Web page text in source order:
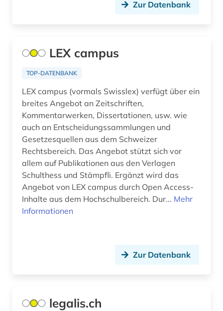
kulturdenkmal (1)
kunst (1)
künstler (2)
künstliche intelligenz (1)
landeskunde (1)
landesrecht (1)
landwirtschaft (1)
luft (1)
Zur Datenbank
LEX campus
TOP-DATENBANK
LEX campus (vormals Swisslex) verfügt über ein
breites Angebot an Zeitschriften,
Kommentarwerken, Dissertationen, usw. wie
auch an Entscheidungssammlungen und
Gesetzesquellen aus dem Schweizer
Rechtsbereich. Das Angebot stützt sich vor
allem auf Publikationen aus den Verlagen
Schulthess und Stämpfli. Ergänzt wird das
Angebot von LEX campus durch Open Access-
Inhalte aus dem Hochschulbereich. Dur... Mehr
Informationen
Zur Datenbank
legalis.ch